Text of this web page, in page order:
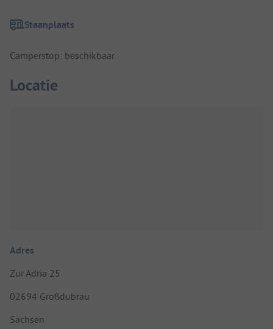
Staanplaats
Camperstop: beschikbaar
Locatie
Adres
Zur Adria 25
02694 Großdubrau
Sachsen